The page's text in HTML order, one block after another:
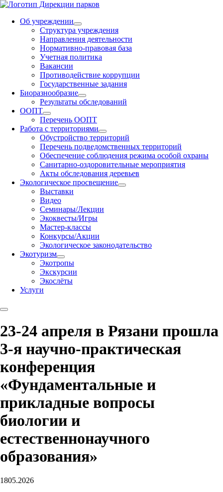
Об учреждении
Структура учреждения
Направления деятельности
Нормативно-правовая база
Учетная политика
Вакансии
Противодействие коррупции
Государственные задания
Биоразнообразие
Результаты обследований
ООПТ
Перечень ООПТ
Работа с территориями
Обустройство территорий
Перечень подведомственных территорий
Обеспечение соблюдения режима особой охраны
Санитарно-оздоровительные мероприятия
Акты обследования деревьев
Экологическое просвещение
Выставки
Видео
Семинары/Лекции
Экоквесты/Игры
Мастер-классы
Конкурсы/Акции
Экологическое законодательство
Экотуризм
Экотропы
Экскурсии
Экослёты
Услуги
23-24 апреля в Рязани прошла
3-я научно-практическая
конференция
«Фундаментальные и
прикладные вопросы
биологии и
естественнонаучного
образования»
1805.2026